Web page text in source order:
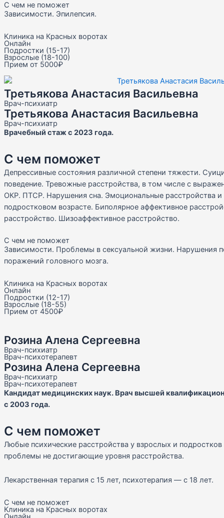
С чем не поможет
Зависимости. Эпилепсия.
Клиника на Красных воротах
Онлайн
Подростки (15-17)
Взрослые (18-100)
Прием от 5000₽
Третьякова Анастасия Васильевна
Врач-психиатр
Третьякова Анастасия Васильевна
Врач-психиатр
Врачебный стаж с 2023 года.
С чем поможет
Депрессивные состояния различной степени тяжести.
поведение. Тревожные расстройства, в том числе с
ОКР. ПТСР. Нарушения сна. Эмоциональные расстройства и
подростковом возрасте. Биполярное аффективное
расстройство. Шизоаффективное расстройство.
С чем не поможет
Зависимости. Проблемы в сексуальной жизни. Нарушения
поражений головного мозга.
Клиника на Красных воротах
Онлайн
Подростки (12-17)
Взрослые (18-55)
Прием от 4500₽
Розина Алена Сергеевна
Врач-психиатр
Врач-психотерапевт
Розина Алена Сергеевна
Врач-психиатр
Врач-психотерапевт
Кандидат медицинских наук. Врач высшей
с 2003 года.
С чем поможет
Любые психические расстройства у взрослых и
проблемы не достигающие уровня расстройства.
Лекарственная терапия с 15 лет, психотерапия — с 18 лет.
С чем не поможет
Клиника на Красных воротах